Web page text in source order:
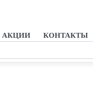
АКЦИИ КОНТАКТЫ